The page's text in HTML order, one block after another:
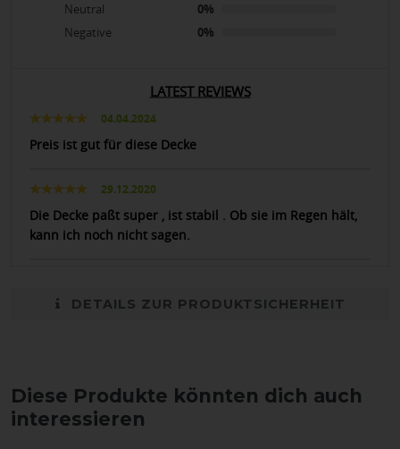
Neutral
0%
Negative
0%
LATEST REVIEWS
04.04.2024
Preis ist gut für diese Decke
29.12.2020
Die Decke paßt super , ist stabil . Ob sie im Regen hält,
kann ich noch nicht sagen.
DETAILS ZUR PRODUKTSICHERHEIT
Diese Produkte könnten dich auch
interessieren